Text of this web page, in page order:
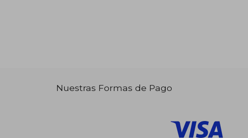
Nuestras Formas de Pago